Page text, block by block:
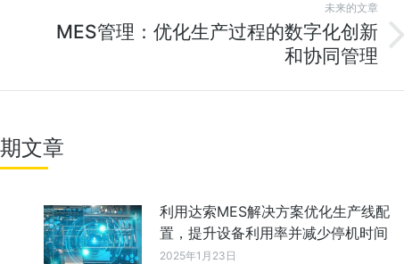
未来的文章
MES管理：优化生产过程的数字化创新
和协同管理
文章
利用达索MES解决方案优化生产线配
置，提升设备利用率并减少停机时间
2025年1月23日